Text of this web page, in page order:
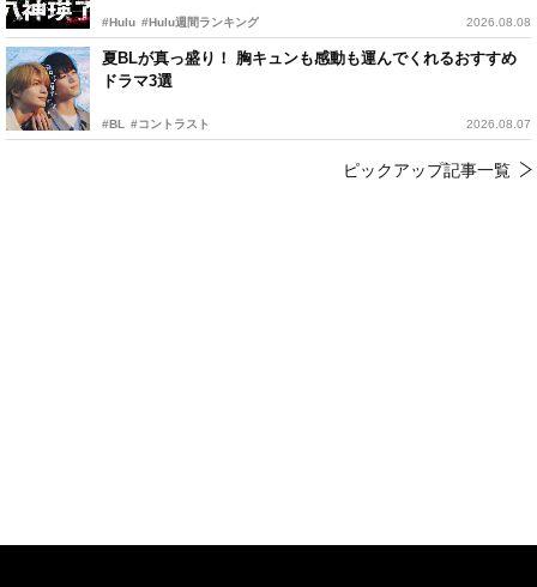
#Hulu #Hulu週間ランキング 2026.08.08
夏BLが真っ盛り！ 胸キュンも感動も運んでくれるおすすめ
ドラマ3選
#BL #コントラスト 2026.08.07
ピックアップ記事一覧